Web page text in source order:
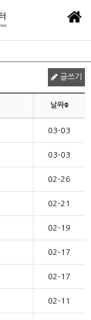
글쓰기
날짜
03-03
03-03
02-26
02-21
02-19
02-17
02-17
02-11